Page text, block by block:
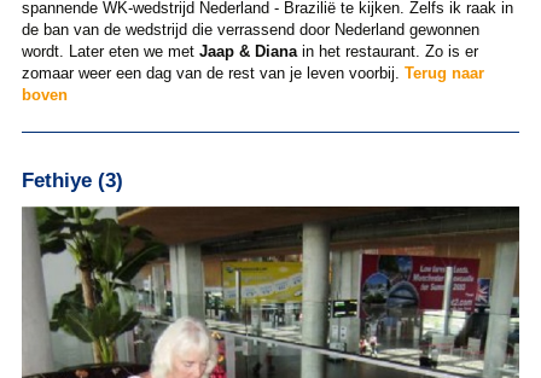
spannende WK-wedstrijd Nederland - Brazilië te kijken. Zelfs ik raak in
de ban van de wedstrijd die verrassend door Nederland gewonnen
wordt. Later eten we met Jaap & Diana in het restaurant. Zo is er
zomaar weer een dag van de rest van je leven voorbij. Terug naar
boven
Fethiye (3)